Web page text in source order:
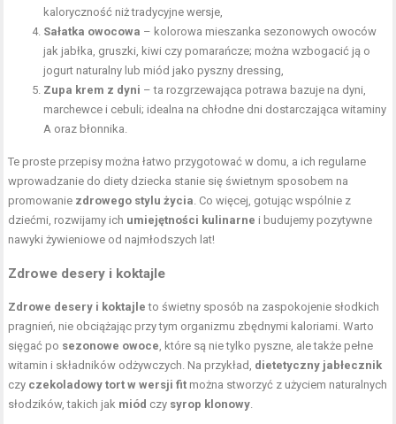
kaloryczność niż tradycyjne wersje,
Sałatka owocowa – kolorowa mieszanka sezonowych owoców
jak jabłka, gruszki, kiwi czy pomarańcze; można wzbogacić ją o
jogurt naturalny lub miód jako pyszny dressing,
Zupa krem z dyni – ta rozgrzewająca potrawa bazuje na dyni,
marchewce i cebuli; idealna na chłodne dni dostarczająca witaminy
A oraz błonnika.
Te proste przepisy można łatwo przygotować w domu, a ich regularne
wprowadzanie do diety dziecka stanie się świetnym sposobem na
promowanie zdrowego stylu życia . Co więcej, gotując wspólnie z
dziećmi, rozwijamy ich umiejętności kulinarne i budujemy pozytywne
nawyki żywieniowe od najmłodszych lat!
Zdrowe desery i koktajle
Zdrowe desery i koktajle to świetny sposób na zaspokojenie słodkich
pragnień, nie obciążając przy tym organizmu zbędnymi kaloriami. Warto
sięgać po sezonowe owoce , które są nie tylko pyszne, ale także pełne
witamin i składników odżywczych. Na przykład, dietetyczny jabłecznik
czy czekoladowy tort w wersji fit można stworzyć z użyciem naturalnych
słodzików, takich jak miód czy syrop klonowy